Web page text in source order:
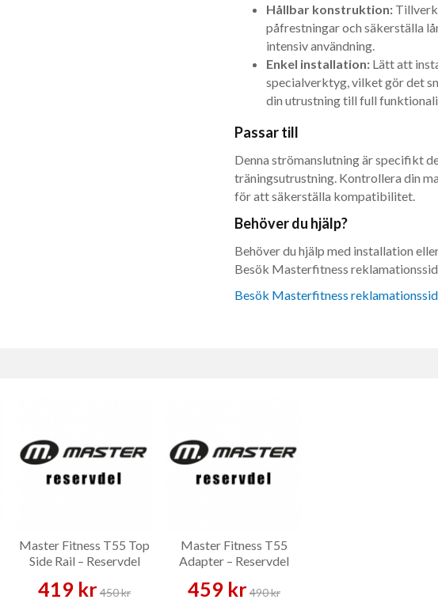
Hållbar konstruktion:
påfrestningar och säkerställa
intensiv användning.
Enkel installation:Lätt att
specialverktyg, vilket gör det
din utrustning till full
Passar till
Denna strömanslutning är specifikt
träningsutrustning. Kontrollera din
för att säkerställa kompatibilitet.
Behöver du hjälp?
Behöver du hjälp med installation
Besök Masterfitness
Besök Masterfitness
Master Fitness T55 Top
Side Rail – Reservdel
419 kr450 kr
Master Fitness T55
Adapter – Reservdel
459 kr490 kr